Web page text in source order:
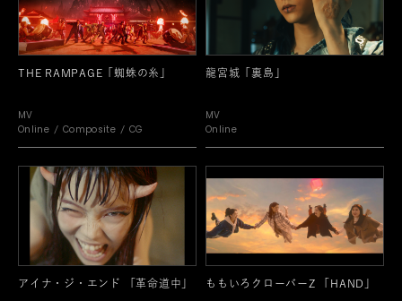
THE RAMPAGE「蜘蛛の糸」
MV
Online
Composite CG
龍宮城「裏島」
MV
Online
アイナ・ジ・エンド 「革命道中」 ももいろクローバーZ 「HAND」